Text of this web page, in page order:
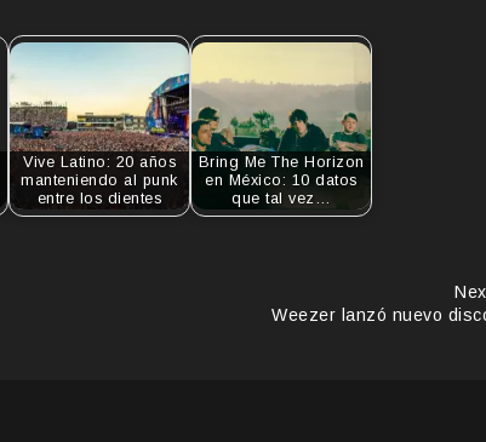
Vive Latino: 20 años
manteniendo al punk
entre los dientes
Bring Me The Horizon
en México: 10 datos
que tal vez…
Weezer lanzó nuevo